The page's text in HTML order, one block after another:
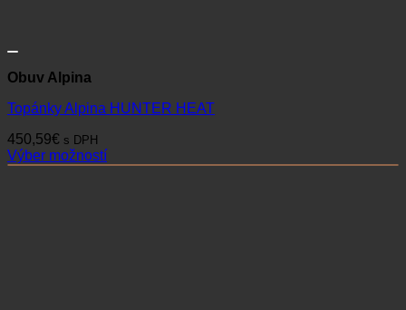
Obuv Alpina
Topánky Alpina HUNTER HEAT
450,59€ s DPH
Výber možností
Tento